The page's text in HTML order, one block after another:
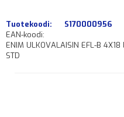
Tuotekoodi:
S170000956
EAN-koodi:
ENIM ULKOVALAISIN EFL-B
STD